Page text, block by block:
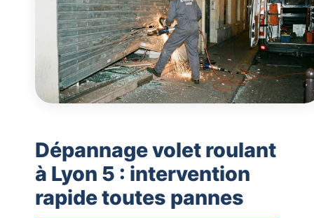
Dépannage volet roulant
à Lyon 5 : intervention
rapide toutes pannes